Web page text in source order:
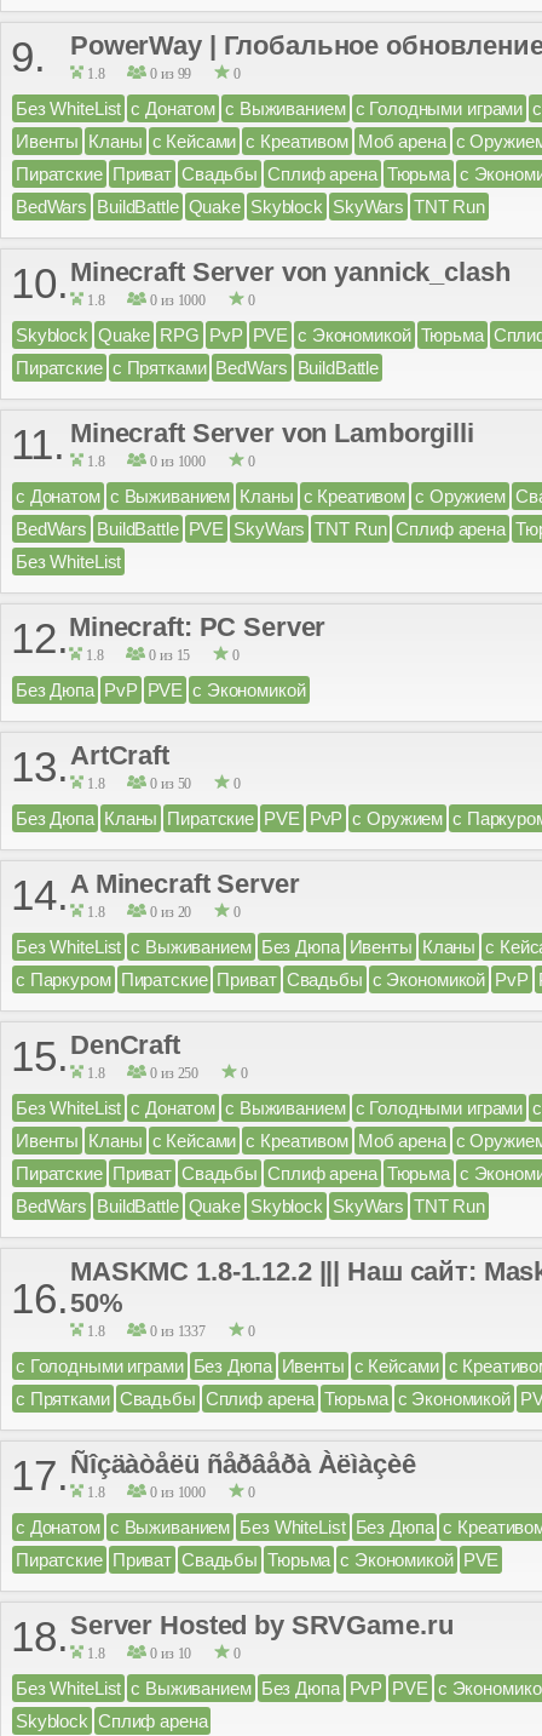
9. PowerWay | Глобальное
1.8 0 из 99 0
Без WhiteList с Донатом с Выживанием с Голодными играми
Ивенты Кланы с Кейсами с Креативом Моб арена с
Пиратские Приват Свадьбы Сплиф арена Тюрьма с
BedWars BuildBattle Quake Skyblock SkyWars TNT Run
10. Minecraft Server von yannick_clash
1.8 0 из 1000 0
Skyblock Quake RPG PvP PVE с Экономикой Тюрьма
Пиратские с Прятками BedWars BuildBattle
11. Minecraft Server von Lamborgilli
1.8 0 из 1000 0
с Донатом с Выживанием Кланы с Креативом с Оружием
BedWars BuildBattle PVE SkyWars TNT Run Сплиф арена
Без WhiteList
12.Minecraft: PC Server
1.8 0 из 15 0
Без Дюпа PvP PVE с Экономикой
13.ArtCraft
1.8 0 из 50 0
Без Дюпа Кланы Пиратские PVE PvP с Оружием с
14.A Minecraft Server
1.8 0 из 20 0
Без WhiteList с Выживанием Без Дюпа Ивенты Кланы с
с Паркуром Пиратские Приват Свадьбы с Экономикой PvP
15. DenCraft
1.8 0 из 250 0
Без WhiteList с Донатом с Выживанием с Голодными играми
Ивенты Кланы с Кейсами с Креативом Моб арена с
Пиратские Приват Свадьбы Сплиф арена Тюрьма с
BedWars BuildBattle Quake Skyblock SkyWars TNT Run
16.
MASKMC 1.8-1.12.2 ||| Наш сайт:
50%
1.8 0 из 1337 0
с Голодными играми Без Дюпа Ивенты с Кейсами с
с Прятками Свадьбы Сплиф арена Тюрьма с Экономикой
17. Ñîçäàòåëü ñåðâåðà Àëìàçèê
1.8 0 из 1000 0
с Донатом с Выживанием Без WhiteList Без Дюпа с
Пиратские Приват Свадьбы Тюрьма с Экономикой PVE
18. Server Hosted by SRVGame.ru
1.8 0 из 10 0
Без WhiteList с Выживанием Без Дюпа PvP PVE с
Skyblock Сплиф арена